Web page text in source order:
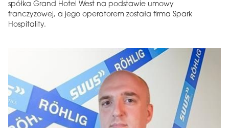
spółka Grand Hotel West na podstawie umowy
franczyzowej, a jego operatorem została firma Spark
Hospitality.